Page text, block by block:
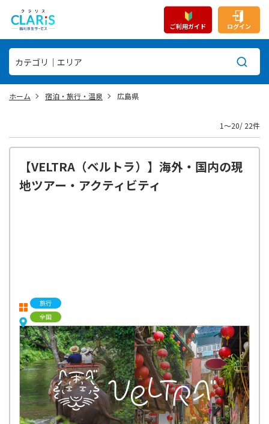
ご利用ガイド ログイン
ホーム 宿泊・旅行・温泉 広島県
1〜20/ 22件
【VELTRA（ベルトラ）】海外・国内の現
地ツアー・アクティビティ
旅行
全国